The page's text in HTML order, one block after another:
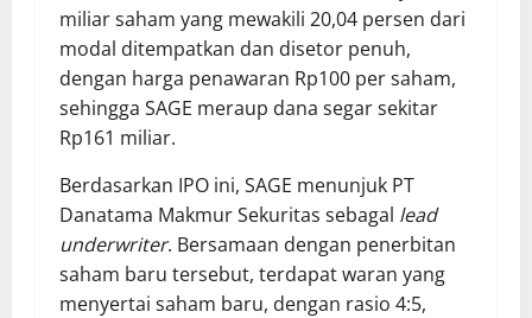
miliar saham yang mewakili 20,04 persen dari
modal ditempatkan dan disetor penuh,
dengan harga penawaran Rp100 per saham,
sehingga SAGE meraup dana segar sekitar
Rp161 miliar.
Berdasarkan IPO ini, SAGE menunjuk PT
Danatama Makmur Sekuritas sebagal lead
underwriter. Bersamaan dengan penerbitan
saham baru tersebut, terdapat waran yang
menyertai saham baru, dengan rasio 4:5,